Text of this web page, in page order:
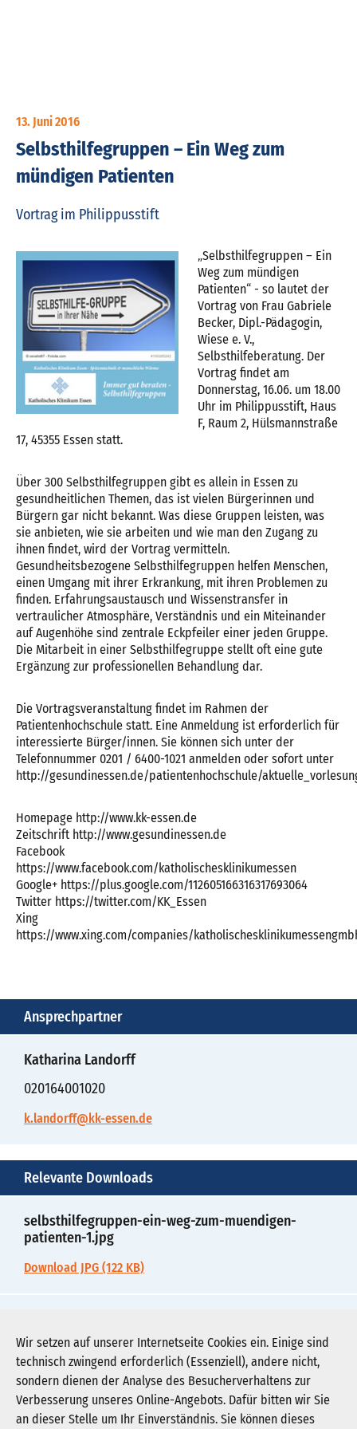
Wir setzen auf unserer Internetseite Cookies ein. Einige sind
technisch zwingend erforderlich (Essenziell), andere nicht,
sondern dienen der Analyse des Besucherverhaltens zur
Verbesserung unseres Online-Angebots. Dafür bitten wir Sie
an dieser Stelle um Ihr Einverständnis. Sie können dieses
13. Juni 2016
Selbsthilfegruppen – Ein Weg zum
mündigen Patienten
Vortrag im Philippusstift
„Selbsthilfegruppen – Ein
Weg zum mündigen
Patienten“ - so lautet der
Vortrag von Frau Gabriele
Becker, Dipl.-Pädagogin,
Wiese e. V.,
Selbsthilfeberatung. Der
Vortrag findet am
Donnerstag, 16.06. um 18.00
Uhr im Philippusstift, Haus
F, Raum 2, Hülsmannstraße
17, 45355 Essen statt.
Über 300 Selbsthilfegruppen gibt es allein in Essen zu
gesundheitlichen Themen, das ist vielen Bürgerinnen und
Bürgern gar nicht bekannt. Was diese Gruppen leisten, was
sie anbieten, wie sie arbeiten und wie man den Zugang zu
ihnen findet, wird der Vortrag vermitteln.
Gesundheitsbezogene Selbsthilfegruppen helfen Menschen,
einen Umgang mit ihrer Erkrankung, mit ihren Problemen zu
finden. Erfahrungsaustausch und Wissenstransfer in
vertraulicher Atmosphäre, Verständnis und ein Miteinander
auf Augenhöhe sind zentrale Eckpfeiler einer jeden Gruppe.
Die Mitarbeit in einer Selbsthilfegruppe stellt oft eine gute
Ergänzung zur professionellen Behandlung dar.
Die Vortragsveranstaltung findet im Rahmen der
Patientenhochschule statt. Eine Anmeldung ist erforderlich für
interessierte Bürger/innen. Sie können sich unter der
Telefonnummer 0201 / 6400-1021 anmelden oder sofort unter
http://gesundinessen.de/patientenhochschule/
Homepage http://www.kk-essen.de
Zeitschrift http://www.gesundinessen.de
Facebook
https://www.facebook.com/katholischesklinikumessen
Google+ https://plus.google.com/112605166316317693064
Twitter https://twitter.com/KK_Essen
Xing
https://www.xing.com/companies/
Ansprechpartner
Katharina Landorff
020164001020
k.landorff@kk-essen.de
Relevante Downloads
selbsthilfegruppen-ein-weg-zum-muendigen-
patienten-1.jpg
Download JPG (122 KB)
patienten-2.pdf
Download PDF (38 KB)